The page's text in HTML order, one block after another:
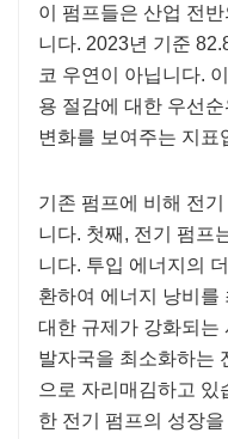
이 펌프들은 산업 전
니다. 2023년 기준
코 우연이 아닙니다.
용 절감에 대한 우선
변화를 보여주는 지표
기존 펌프에 비해 전
니다. 첫째, 전기 펌프
니다. 투입 에너지의
환하여 에너지 낭비를
대한 규제가 강화되는
발자국을 최소화하는
으로 자리매김하고 있
한 전기 펌프의 성장